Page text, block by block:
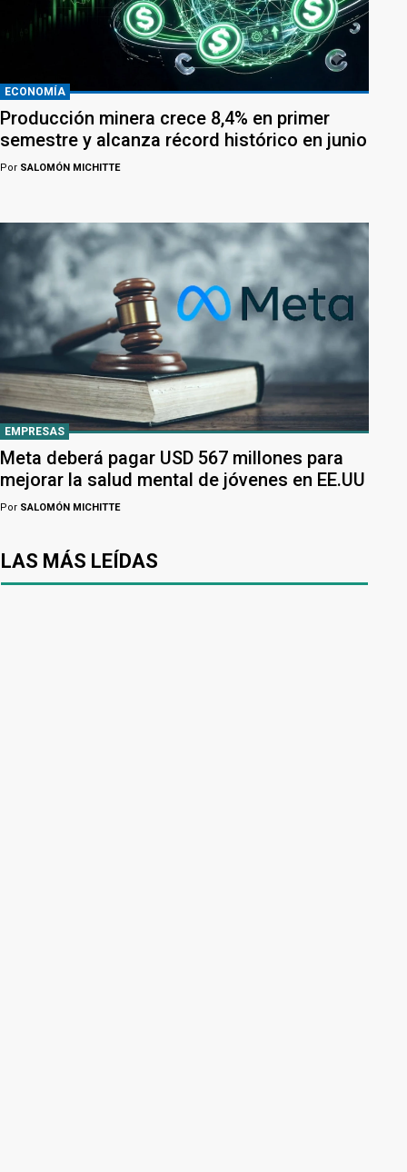
ECONOMÍA
Producción minera crece 8,4% en primer
semestre y alcanza récord histórico en junio
Por SALOMÓN MICHITTE
EMPRESAS
Meta deberá pagar USD 567 millones para
mejorar la salud mental de jóvenes en EE.UU
Por SALOMÓN MICHITTE
LAS MÁS LEÍDAS